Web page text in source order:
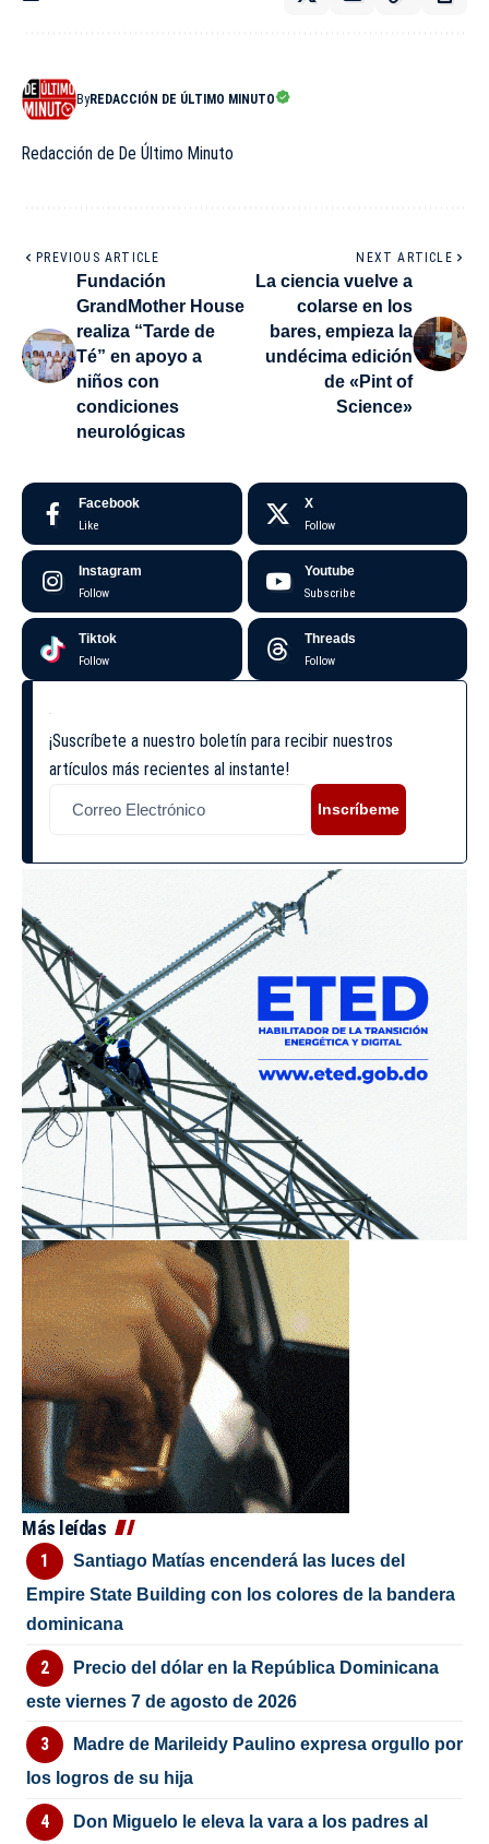
ByREDACCIÓN DE ÚLTIMO MINUTO
Redacción de De Último Minuto
PREVIOUS ARTICLE
Fundación
GrandMother House
realiza “Tarde de
Té” en apoyo a
niños con
condiciones
neurológicas
NEXT ARTICLE
La ciencia vuelve a
colarse en los
bares, empieza la
undécima edición
de «Pint of
Science»
Facebook
Like
X
Follow
Instagram
Follow
Youtube
Subscribe
Tiktok
Follow
Threads
Follow
¡Suscríbete a nuestro boletín para recibir nuestros
artículos más recientes al instante!
Inscríbeme
Más leídas
Santiago Matías encenderá las luces del
Empire State Building con los colores de la bandera
dominicana
Precio del dólar en la República Dominicana
este viernes 7 de agosto de 2026
Madre de Marileidy Paulino expresa orgullo por
los logros de su hija
Don Miguelo le eleva la vara a los padres al